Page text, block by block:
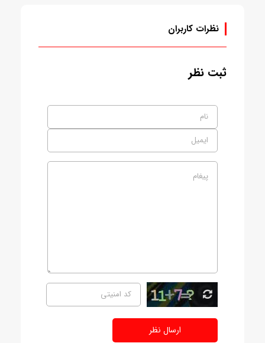
نظرات کاربران
ثبت نظر
ارسال نظر